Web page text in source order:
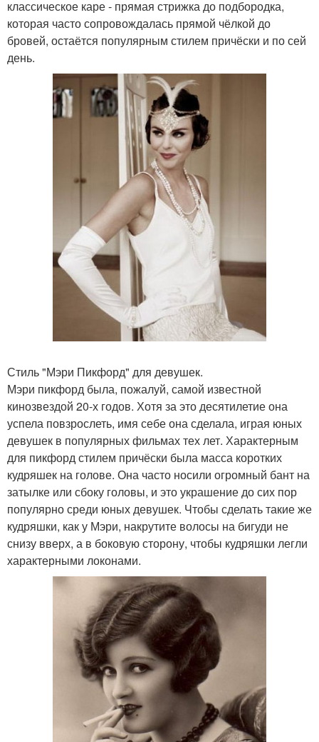
классическое каре - прямая стрижка до подбородка,
которая часто сопровождалась прямой чёлкой до
бровей, остаётся популярным стилем причёски и по сей
день.
Стиль "Мэри Пикфорд" для девушек.
Мэри пикфорд была, пожалуй, самой известной
кинозвездой 20-х годов. Хотя за это десятилетие она
успела повзрослеть, имя себе она сделала, играя юных
девушек в популярных фильмах тех лет. Характерным
для пикфорд стилем причёски была масса коротких
кудряшек на голове. Она часто носили огромный бант на
затылке или сбоку головы, и это украшение до сих пор
популярно среди юных девушек. Чтобы сделать такие же
кудряшки, как у Мэри, накрутите волосы на бигуди не
снизу вверх, а в боковую сторону, чтобы кудряшки легли
характерными локонами.